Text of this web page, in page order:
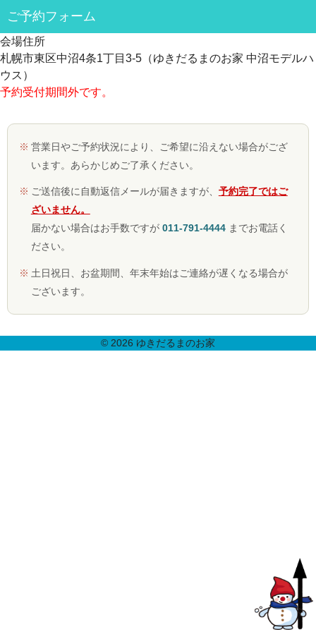
ご予約フォーム
会場住所
札幌市東区中沼4条1丁目3-5（ゆきだるまのお家 中沼モデルハ
ウス）
予約受付期間外です。
営業日やご予約状況により、ご希望に沿えない場合がござ
います。あらかじめご了承ください。
ご送信後に自動返信メールが届きますが、 予約完了ではご
ざいません。
届かない場合はお手数ですが 011-791-4444までお電話く
ださい。
土日祝日、お盆期間、年末年始はご連絡が遅くなる場合が
ございます。
© 2026 ゆきだるまのお家